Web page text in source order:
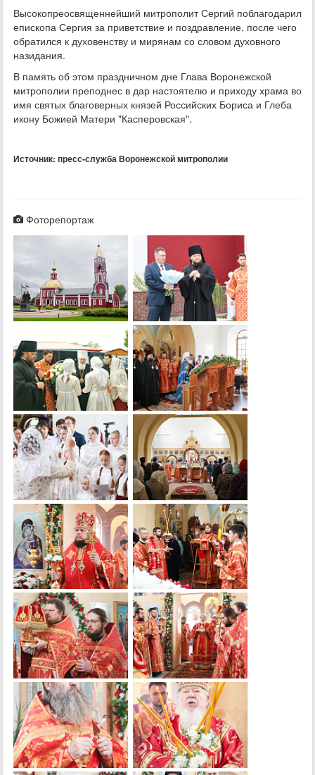
Высокопреосвященнейший митрополит Сергий поблагодарил
епископа Сергия за приветствие и поздравление, после чего
обратился к духовенству и мирянам со словом духовного
назидания.
В память об этом праздничном дне Глава Воронежской
митрополии преподнес в дар настоятелю и приходу храма во
имя святых благоверных князей Российских Бориса и Глеба
икону Божией Матери "Касперовская".
Источник: пресс-служба Воронежской митрополии
Фоторепортаж